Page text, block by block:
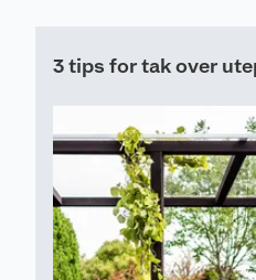
3 tips for tak over